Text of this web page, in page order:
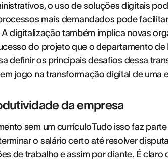
o uso de soluções digitais
mais demandados pode
digitalização também implica novas
do projeto que o departamento
definir os principais desafios dessa
jogo na transformação digital de uma
da empresa
sem um currículoTudo isso faz
o salário certo até resolver
de trabalho e assim por diante. É